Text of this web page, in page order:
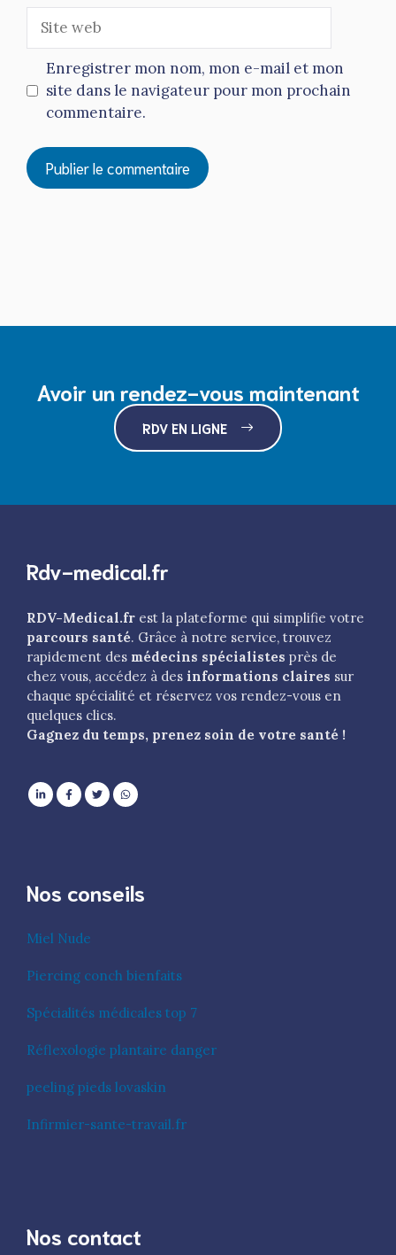
web
Enregistrer mon nom, mon e-mail et mon
site dans le navigateur pour mon prochain
commentaire.
Avoir un rendez-vous maintenant
RDV EN LIGNE
Rdv-medical.fr
RDV-Medical.fr est la plateforme qui simplifie votre
parcours santé. Grâce à notre service, trouvez
rapidement des médecins spécialistes près de
chez vous, accédez à des informations claires sur
chaque spécialité et réservez vos rendez-vous en
quelques clics.
Gagnez du temps, prenez soin de votre santé !
Nos conseils
Miel Nude
Piercing conch bienfaits
Spécialités médicales top 7
Réflexologie plantaire danger
peeling pieds lovaskin
Infirmier-sante-travail.fr
Nos contact